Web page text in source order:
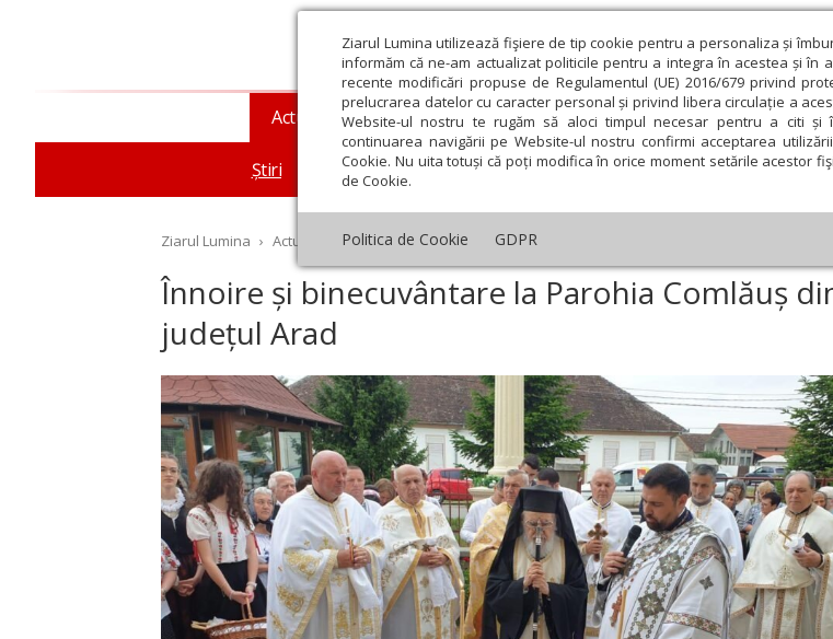
Ziarul Lumina utilizează fişiere de tip cookie pentru a personaliza și
informăm că ne-am actualizat politicile pentru a integra în acestea și în
recente modificări propuse de Regulamentul (UE) 2016/679 privind
prelucrarea datelor cu caracter personal și privind libera circulație a
Website-ul nostru te rugăm să aloci timpul necesar pentru a citi și
continuarea navigării pe Website-ul nostru confirmi acceptarea
Cookie. Nu uita totuși că poți modifica în orice moment setările acestor
de Cookie.
Politica de Cookie GDPR
Actualitate religioasă
Știri Mesaje și cuvântări An omagial Comunicate de presă
Teologie și spiritualitate Educaţie și
Ziarul Lumina › Actualitate religioasă › Știri › Înnoire și binecuvântare la Parohia Comlăuș din
Înnoire și binecuvântare la Parohia Comlăuș
județul Arad
Octombrie